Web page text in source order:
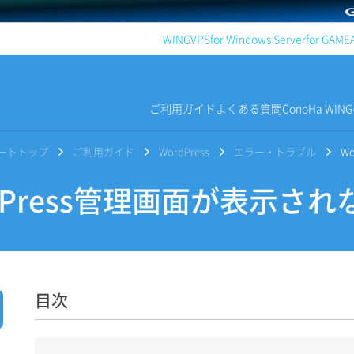
WINGVPSfor Windows Serverfor GAME
ご利用ガイド よくある質問ConoHa
トトップ ご利用ガイド WordPress エラー・トラブル
管理画面が表示され
目次